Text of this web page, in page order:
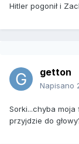
Hitler pogonił i
getton
Napisano
Sorki...chyba
przyjdzie do